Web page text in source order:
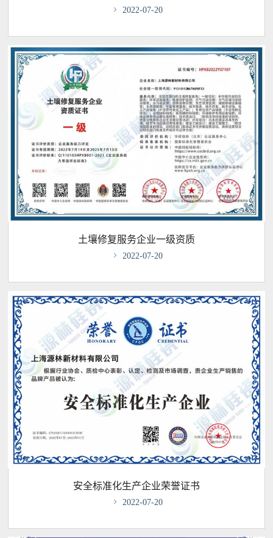
 2022-07-20
土壤修复服务企业一级资质
 2022-07-20
安全标准化生产企业荣誉证书
 2022-07-20